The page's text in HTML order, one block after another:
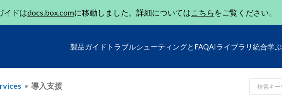
イドはdocs.box.comに移動しました。詳細についてはこちら をご覧ください。
製品ガイド トラブルシューティングとFAQAIライブラリ 統合学ぶ
導入支援